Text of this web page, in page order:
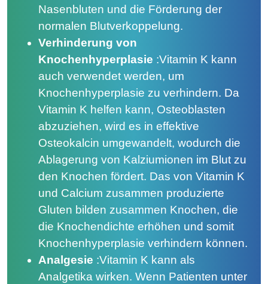
Nasenbluten und die Förderung der
normalen Blutverkoppelung.
Verhinderung von
Knochenhyperplasie :Vitamin K kann
auch verwendet werden, um
Knochenhyperplasie zu verhindern. Da
Vitamin K helfen kann, Osteoblasten
abzuziehen, wird es in effektive
Osteokalcin umgewandelt, wodurch die
Ablagerung von Kalziumionen im Blut zu
den Knochen fördert. Das von Vitamin K
und Calcium zusammen produzierte
Gluten bilden zusammen Knochen, die
die Knochendichte erhöhen und somit
Knochenhyperplasie verhindern können.
Analgesie :Vitamin K kann als
Analgetika wirken. Wenn Patienten unter